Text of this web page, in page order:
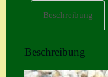
Beschreibung
Beschreibung